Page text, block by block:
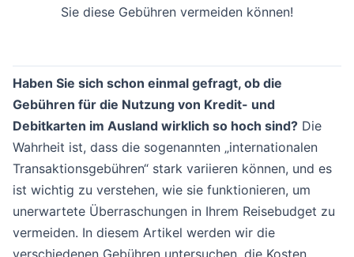
Sie diese Gebühren vermeiden können!
Haben Sie sich schon einmal gefragt, ob die
Gebühren für die Nutzung von Kredit- und
Debitkarten im Ausland wirklich so hoch sind? Die
Wahrheit ist, dass die sogenannten „internationalen
Transaktionsgebühren“ stark variieren können, und es
ist wichtig zu verstehen, wie sie funktionieren, um
unerwartete Überraschungen in Ihrem Reisebudget zu
vermeiden. In diesem Artikel werden wir die
verschiedenen Gebühren untersuchen, die Kosten